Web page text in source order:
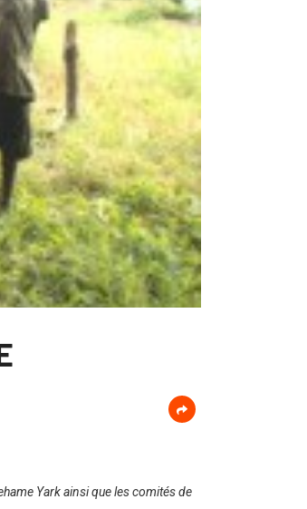
Yark ainsi que les comités de